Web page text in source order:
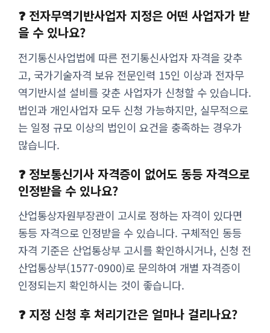
❓ 전자무역기반사업자 지정은 어떤 사업자가 받
을 수 있나요?
전기통신사업법에 따른 전기통신사업자 자격을 갖추
고, 국가기술자격 보유 전문인력 15인 이상과 전자무
역기반시설 설비를 갖춘 사업자가 신청할 수 있습니다.
법인과 개인사업자 모두 신청 가능하지만, 실무적으로
는 일정 규모 이상의 법인이 요건을 충족하는 경우가
많습니다.
❓ 정보통신기사 자격증이 없어도 동등 자격으로
인정받을 수 있나요?
산업통상자원부장관이 고시로 정하는 자격이 있다면
동등 자격으로 인정받을 수 있습니다. 구체적인 동등
자격 기준은 산업통상부 고시를 확인하시거나, 신청 전
산업통상부(1577-0900)로 문의하여 개별 자격증이
인정되는지 확인하시는 것이 좋습니다.
❓ 지정 신청 후 처리기간은 얼마나 걸리나요?